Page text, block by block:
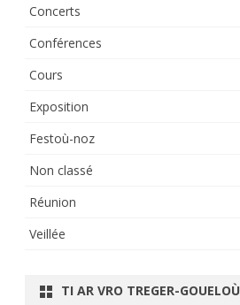
Concerts
Conférences
Cours
Exposition
Festoù-noz
Non classé
Réunion
Veillée
TI AR VRO TREGER-GOUELOÙ